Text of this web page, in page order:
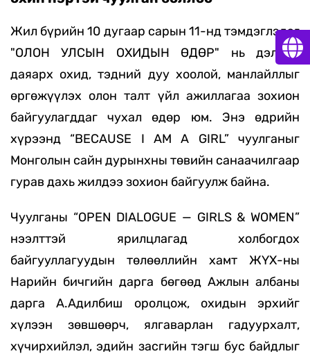
Жил бүрийн 10 дугаар сарын 11-нд тэмдэглэдэг
"ОЛОН УЛСЫН ОХИДЫН ӨДӨР" нь дэлхий
даяарх охид, тэдний дуу хоолой, манлайллыг
өргөжүүлэх олон талт үйл ажиллагаа зохион
байгуулагддаг чухал өдөр юм. Энэ өдрийн
хүрээнд “BECAUSE I AM A GIRL” чуулганыг
Монголын сайн дурынхны төвийн санаачилгаар
гурав дахь жилдээ зохион байгуулж байна.
Чуулганы “OPEN DIALOGUE — GIRLS & WOMEN”
нээлттэй ярилцлагад холбогдох
байгууллагуудын төлөөллийн хамт ЖҮХ-ны
Нарийн бичгийн дарга бөгөөд Ажлын албаны
дарга А.Адилбиш оролцож, охидын эрхийг
хүлээн зөвшөөрч, ялгаварлан гадуурхалт,
хүчирхийлэл, эдийн засгийн тэгш бус байдлыг